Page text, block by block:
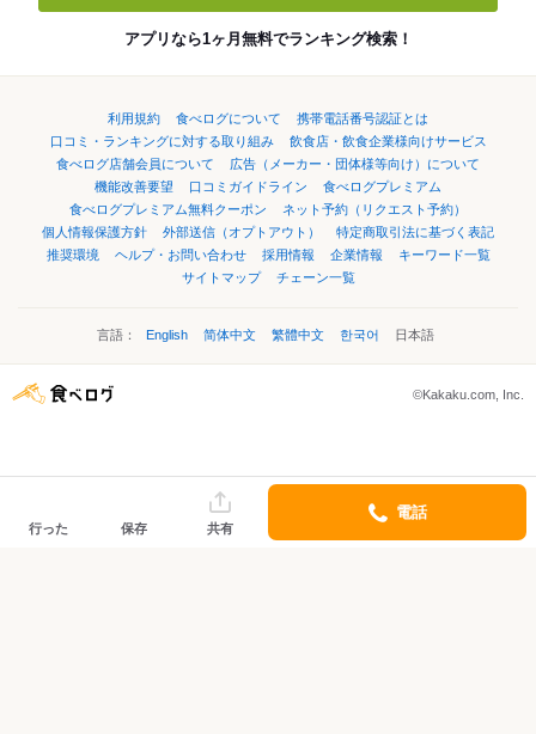
アプリなら1ヶ月無料でランキング検索！
利用規約 食べログについて
携帯電話番号認証とは
口コミ・ランキングに対する取り組み
飲食店・飲食企業様向けサービス
食べログ店舗会員について
広告（メーカー・団体様等向け）について
機能改善要望
口コミガイドライン
食べログプレミアム
食べログプレミアム無料クーポン
ネット予約（リクエスト予約）
個人情報保護方針
外部送信（オプトアウト）
特定商取引法に基づく表記
推奨環境
ヘルプ・お問い合わせ 採用情報 企業情報
キーワード一覧
サイトマップ
チェーン一覧
言語： English 简体中文 繁體中文 한국어 日本語
©Kakaku.com, Inc.
行った 保存 共有
電話